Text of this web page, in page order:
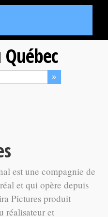
est une compagnie de
et qui opère depuis
Pictures produit
réalisateur et